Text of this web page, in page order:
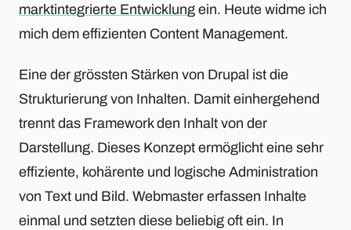
marktintegrierte Entwicklung ein. Heute widme ich
mich dem effizienten Content Management.
Eine der grössten Stärken von Drupal ist die
Strukturierung von Inhalten. Damit einhergehend
trennt das Framework den Inhalt von der
Darstellung. Dieses Konzept ermöglicht eine sehr
effiziente, kohärente und logische Administration
von Text und Bild. Webmaster erfassen Inhalte
einmal und setzten diese beliebig oft ein. In